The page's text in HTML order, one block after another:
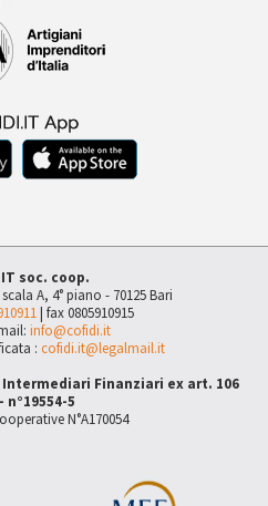
soc. coop.
A, 4° piano - 70125 Bari
| fax 0805910915
info@cofidi.it
: cofidi.it@legalmail.it
Finanziari ex art. 106
n°19554-5
N°A170054